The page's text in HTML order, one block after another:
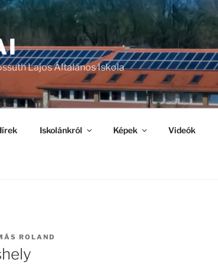
Lajos Általános Iskola
Iskolánkról Képek Videók
ROLAND